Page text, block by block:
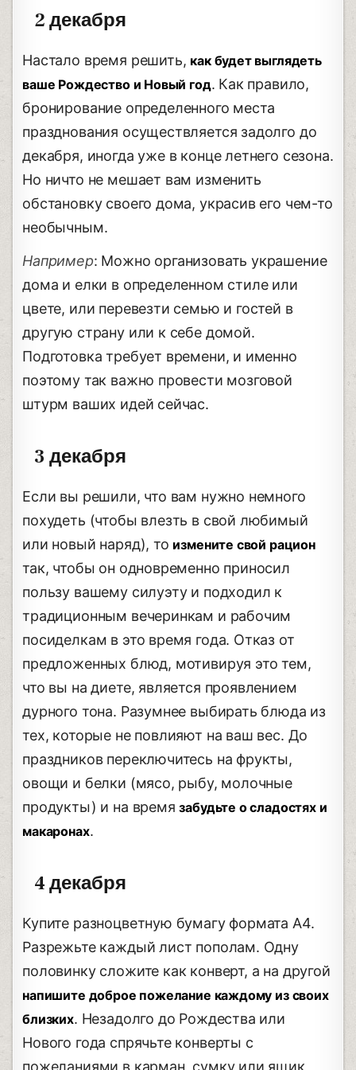
2 декабря
Настало время решить, как будет выглядеть
ваше Рождество и Новый год. Как правило,
бронирование определенного места
празднования осуществляется задолго до
декабря, иногда уже в конце летнего сезона.
Но ничто не мешает вам изменить
обстановку своего дома, украсив его чем-то
необычным.
Например: Можно организовать украшение
дома и елки в определенном стиле или
цвете, или перевезти семью и гостей в
другую страну или к себе домой.
Подготовка требует времени, и именно
поэтому так важно провести мозговой
штурм ваших идей сейчас.
3 декабря
Если вы решили, что вам нужно немного
похудеть (чтобы влезть в свой любимый
или новый наряд), то измените свой рацион
так, чтобы он одновременно приносил
пользу вашему силуэту и подходил к
традиционным вечеринкам и рабочим
посиделкам в это время года. Отказ от
предложенных блюд, мотивируя это тем,
что вы на диете, является проявлением
дурного тона. Разумнее выбирать блюда из
тех, которые не повлияют на ваш вес. До
праздников переключитесь на фрукты,
овощи и белки (мясо, рыбу, молочные
продукты) и на времязабудьте о сладостях и
макаронах.
4 декабря
Купите разноцветную бумагу формата А4.
Разрежьте каждый лист пополам. Одну
половинку сложите как конверт, а на другой
напишите доброе пожелание каждому из своих
близких. Незадолго до Рождества или
Нового года спрячьте конверты с